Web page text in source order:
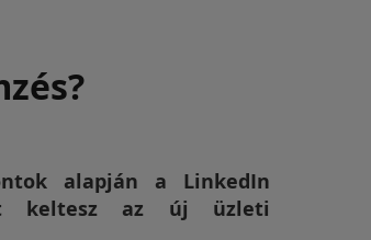
alapján a LinkedIn
keltesz az új üzleti